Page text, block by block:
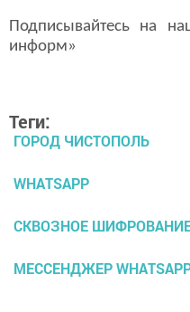
Подписывайтесь на
информ»
Теги:
ГОРОД ЧИСТОПОЛЬ
WHATSAPP
СКВОЗНОЕ
МЕССЕНДЖЕР